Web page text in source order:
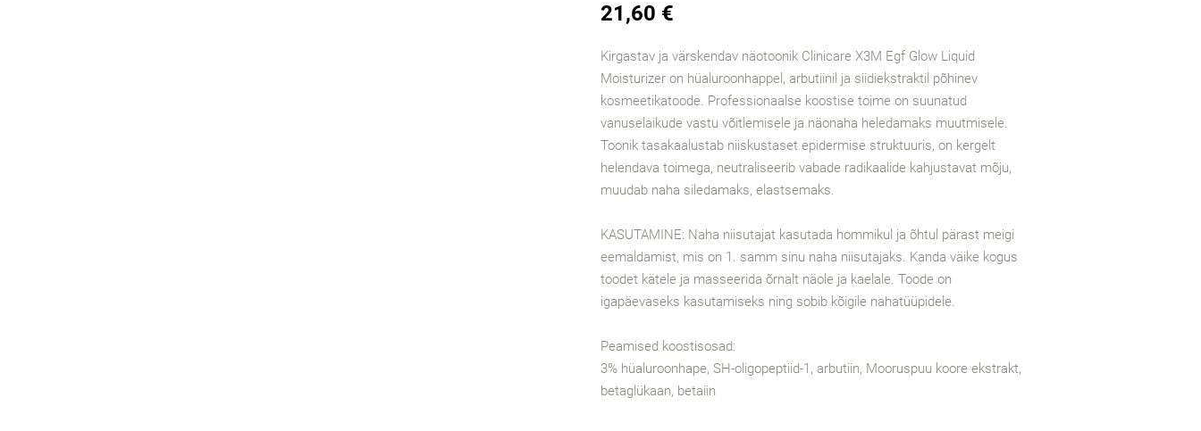
21,60 €
Kirgastav ja värskendav näotoonik Clinicare X3M Egf Glow Liquid
Moisturizer on hüaluroonhappel, arbutiinil ja siidiekstraktil põhinev
kosmeetikatoode. Professionaalse koostise toime on suunatud
vanuselaikude vastu võitlemisele ja näonaha heledamaks muutmisele.
Toonik tasakaalustab niiskustaset epidermise struktuuris, on kergelt
helendava toimega, neutraliseerib vabade radikaalide kahjustavat mõju,
muudab naha siledamaks, elastsemaks.
KASUTAMINE: Naha niisutajat kasutada hommikul ja õhtul pärast meigi
eemaldamist, mis on 1. samm sinu naha niisutajaks. Kanda väike kogus
toodet kätele ja masseerida õrnalt näole ja kaelale. Toode on
igapäevaseks kasutamiseks ning sobib kõigile nahatüüpidele.
Peamised koostisosad:
3% hüaluroonhape, SH-oligopeptiid-1, arbutiin, Mooruspuu koore ekstrakt,
betaglükaan, betaiin